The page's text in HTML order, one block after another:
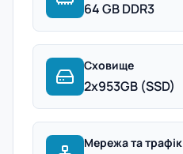
64 GB DDR3
Сховище
2x953GB (SSD)
Мережа та трафік